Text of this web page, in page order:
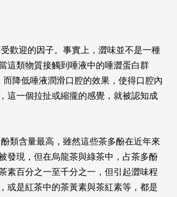
歡迎的因子。事實上，澀味並不是一種
這類物質接觸到唾液中的唾澀蛋白群
而降低唾液潤滑口腔的效果，使得口腔內
這一個拉扯或縮攏的感覺，就被認知成
類含量最高，雖然這些茶多酚在近年來
發現，但在烏龍茶與綠茶中，占茶多酚
素百分之一至千分之一，但引起澀味程
或是紅茶中的茶黃素與茶紅素等，都是